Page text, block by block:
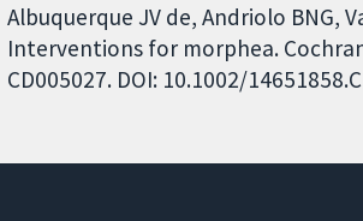
Albuquerque JV de, Andriolo BNG,
Interventions for morphea.
CD005027. DOI: 10.1002/